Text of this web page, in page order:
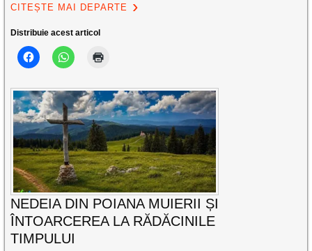
CITEȘTE MAI DEPARTE
Distribuie acest articol
NEDEIA DIN POIANA MUIERII ȘI
ÎNTOARCEREA LA RĂDĂCINILE
TIMPULUI